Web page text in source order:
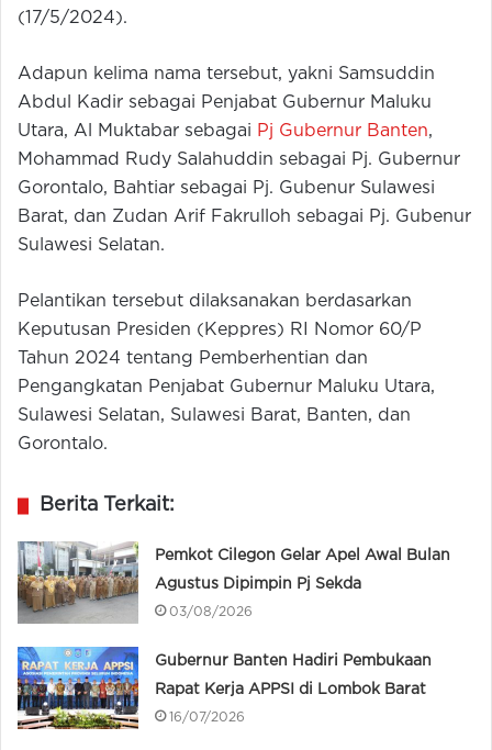
(17/5/2024).
Adapun kelima nama tersebut, yakni Samsuddin
Abdul Kadir sebagai Penjabat Gubernur Maluku
Utara, Al Muktabar sebagai Pj Gubernur Banten,
Mohammad Rudy Salahuddin sebagai Pj. Gubernur
Gorontalo, Bahtiar sebagai Pj. Gubenur Sulawesi
Barat, dan Zudan Arif Fakrulloh sebagai Pj. Gubenur
Sulawesi Selatan.
Pelantikan tersebut dilaksanakan berdasarkan
Keputusan Presiden (Keppres) RI Nomor 60/P
Tahun 2024 tentang Pemberhentian dan
Pengangkatan Penjabat Gubernur Maluku Utara,
Sulawesi Selatan, Sulawesi Barat, Banten, dan
Gorontalo.
Berita Terkait:
Pemkot Cilegon Gelar Apel Awal Bulan
Agustus Dipimpin Pj Sekda
03/08/2026
Gubernur Banten Hadiri Pembukaan
Rapat Kerja APPSI di Lombok Barat
16/07/2026